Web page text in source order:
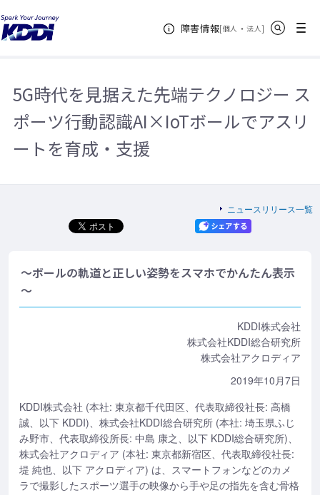
障害情報[個人 ・ 法人新規ウィンドウ
]
メニュー
KDDIホーム
時代を見据えた先端テクノロジー スポーツ行動認識AI×IoTボールでアスリート
を育成・支援
5G時代を見据えた先端テクノロジー ス
ポーツ行動認識AI×IoTボールでアスリ
ートを育成・支援
ニュースリリース一覧
～ボールの軌道と正しい姿勢をスマホでかんたん表示
～
KDDI株式会社
株式会社KDDI総合研究所
株式会社アクロディア
2019年10月7日
KDDI株式会社 (本社: 東京都千代田区、代表取締役社長: 高橋
誠、以下 KDDI)、株式会社KDDI総合研究所 (本社: 埼玉県ふじ
み野市、代表取締役所長: 中島 康之、以下 KDDI総合研究所)、
株式会社アクロディア (本社: 東京都新宿区、代表取締役社長:
堤 純也、以下 アクロディア) は、スマートフォンなどのカメ
ラで撮影したスポーツ選手の映像から手や足の指先を含む骨格